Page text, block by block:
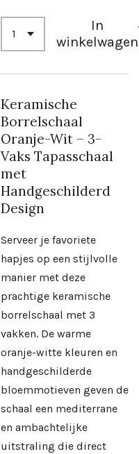
In
winkelwagen
Keramische
Borrelschaal
Oranje-Wit – 3-
Vaks Tapasschaal
met
Handgeschilderd
Design
Serveer je favoriete
hapjes op een stijlvolle
manier met deze
prachtige keramische
borrelschaal met 3
vakken. De warme
oranje-witte kleuren en
handgeschilderde
bloemmotieven geven de
schaal een mediterrane
en ambachtelijke
uitstraling die direct